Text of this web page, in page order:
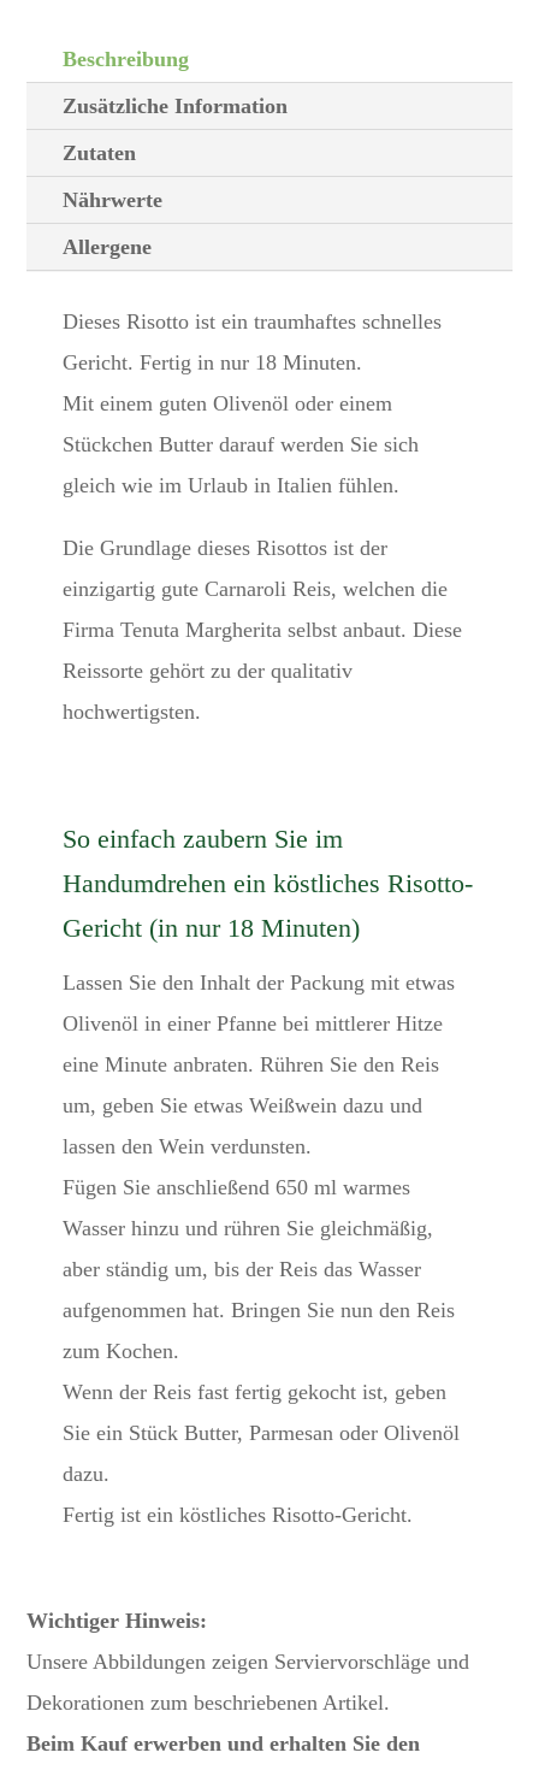
Beschreibung
Zusätzliche Information
Zutaten
Nährwerte
Allergene
Dieses Risotto ist ein traumhaftes schnelles
Gericht. Fertig in nur 18 Minuten.
Mit einem guten Olivenöl oder einem
Stückchen Butter darauf werden Sie sich
gleich wie im Urlaub in Italien fühlen.
Die Grundlage dieses Risottos ist der
einzigartig gute Carnaroli Reis, welchen die
Firma Tenuta Margherita selbst anbaut. Diese
Reissorte gehört zu der qualitativ
hochwertigsten.
So einfach zaubern Sie im
Handumdrehen ein köstliches Risotto-
Gericht (in nur 18 Minuten)
Lassen Sie den Inhalt der Packung mit etwas
Olivenöl in einer Pfanne bei mittlerer Hitze
eine Minute anbraten. Rühren Sie den Reis
um, geben Sie etwas Weißwein dazu und
lassen den Wein verdunsten.
Fügen Sie anschließend 650 ml warmes
Wasser hinzu und rühren Sie gleichmäßig,
aber ständig um, bis der Reis das Wasser
aufgenommen hat. Bringen Sie nun den Reis
zum Kochen.
Wenn der Reis fast fertig gekocht ist, geben
Sie ein Stück Butter, Parmesan oder Olivenöl
dazu.
Fertig ist ein köstliches Risotto-Gericht.
Wichtiger Hinweis:
Unsere Abbildungen zeigen Serviervorschläge und
Dekorationen zum beschriebenen Artikel.
Beim Kauf erwerben und erhalten Sie den